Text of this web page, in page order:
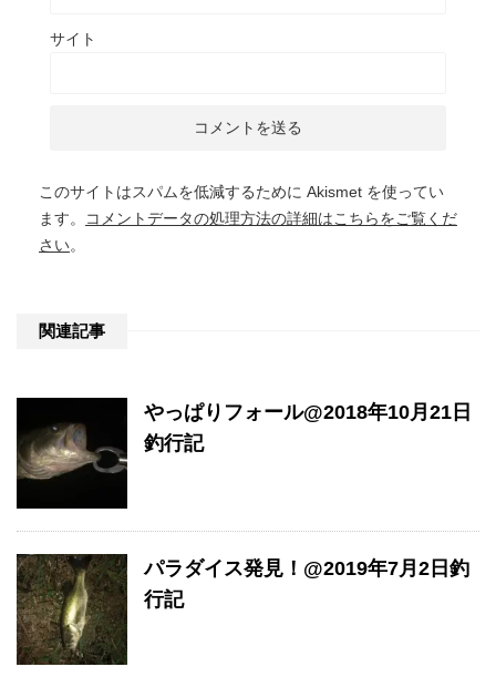
サイト
このサイトはスパムを低減するために Akismet を使ってい
ます。
コメントデータの処理方法の詳細はこちらをご覧くだ
さい。
関連記事
やっぱりフォール@2018年10月21日
釣行記
パラダイス発見！@2019年7月2日釣
行記